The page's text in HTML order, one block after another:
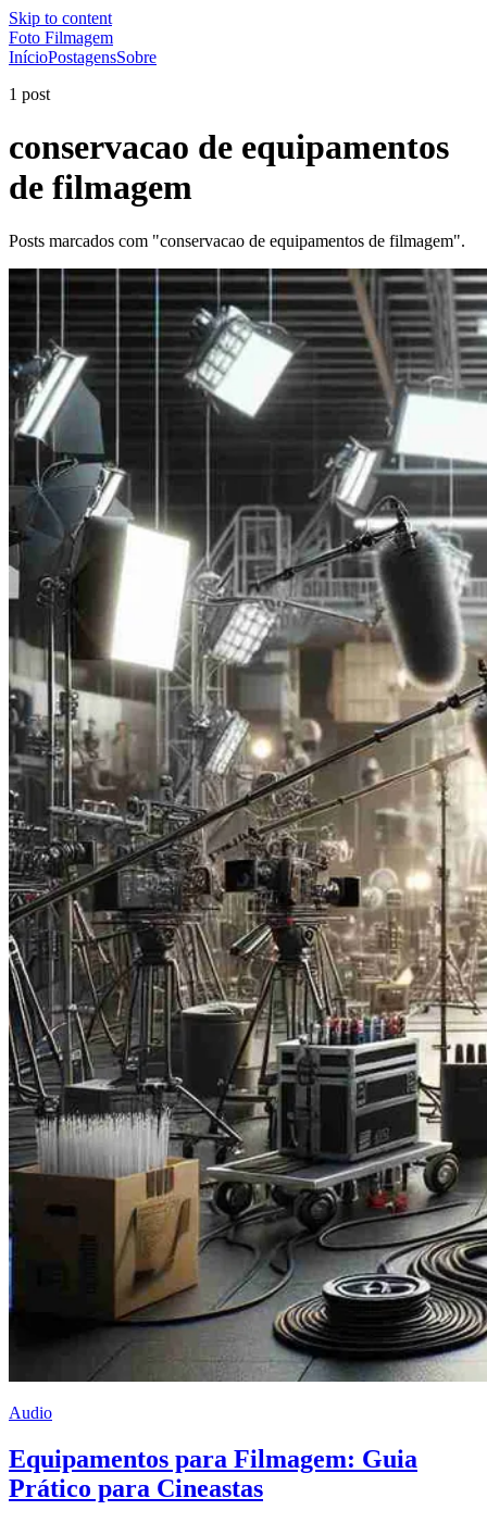
Skip to content
Foto Filmagem
InícioPostagensSobre
1 post
conservacao de equipamentos
de filmagem
Posts marcados com "conservacao de equipamentos de filmagem".
Audio
Equipamentos para Filmagem: Guia
Prático para Cineastas